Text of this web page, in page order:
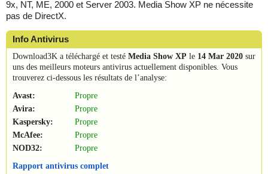
9x, NT, ME, 2000 et Server 2003. Media Show XP ne nécessite
pas de DirectX.
Info Antivirus
Download3K a téléchargé et testé Media Show XP le 14 Mar 2020 sur
uns des meilleurs moteurs antivirus actuellement disponibles. Vous
trouverez ci-dessous les résultats de l’analyse:
Avast:
Propre
Avira:
Propre
Kaspersky:
Propre
McAfee:
Propre
NOD32:
Propre
Rapport antivirus complet